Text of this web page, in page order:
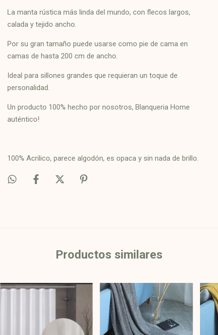
La manta rústica más linda del mundo, con flecos largos,
calada y tejido ancho.
Por su gran tamaño puede usarse como pie de cama en
camas de hasta 200 cm de ancho.
Ideal para sillones grandes que requieran un toque de
personalidad.
Un producto 100% hecho por nosotros, Blanqueria Home
auténtico!
100% Acrilico, parece algodón, es opaca y sin nada de brillo.
Productos similares